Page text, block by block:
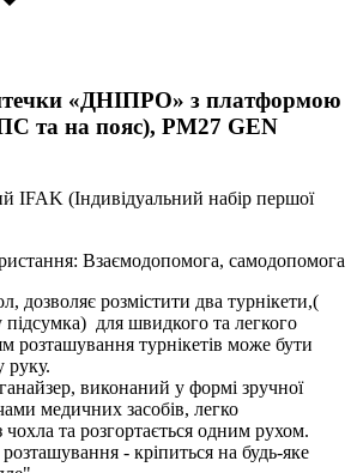
«ДНІПРО» з платформою
та на пояс), PM27 GEN
IFAK (Індивідуальний набір першої
Взаємодопомога, самодопомога
дозволяє розмістити два турнікети,(
підсумка) для швидкого та легкого
розташування турнікетів може бути
руку.
виконаний у формі зручної
медичних засобів, легко
чохла та розгортається одним рухом.
- кріпиться на будь-яке